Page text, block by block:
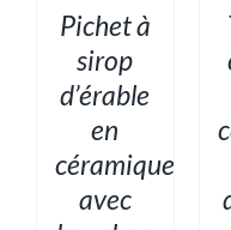
DÉTAILS
Pichet à
sirop
d’érable
en
céramique
avec